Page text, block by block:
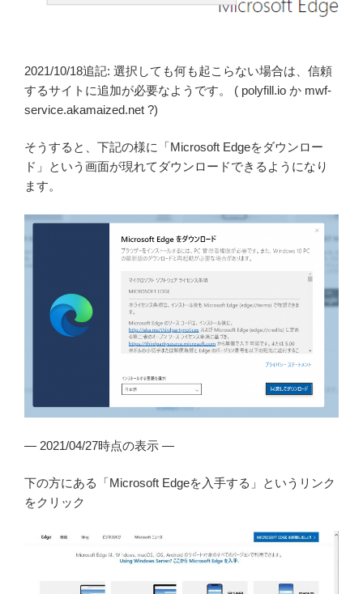
2021/10/18追記: 選択しても何も起こらない場合は、信頼
するサイトに追加が必要なようです。 ( polyfill.io か mwf-
service.akamaized.net ?)
そうすると、下記の様に「Microsoft Edgeをダウンロー
ド」という画面が現れてダウンロードできるようになり
ます。
— 2021/04/27時点の表示 —
下の方にある「Microsoft Edgeを入手する」というリンク
をクリック